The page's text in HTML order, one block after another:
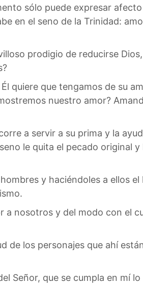
sólo puede expresar
en el seno de la Trinidad:
prodigio de reducirse
quiere que tengamos de su
nuestro amor?
a servir a su prima y la
le quita el pecado original y
y haciéndoles a ellos el
a nosotros y del modo con el
de los personajes que ahí
Señor, que se cumpla en mí